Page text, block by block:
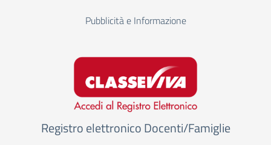
Pubblicità e Informazione
Registro elettronico Docenti/Famiglie